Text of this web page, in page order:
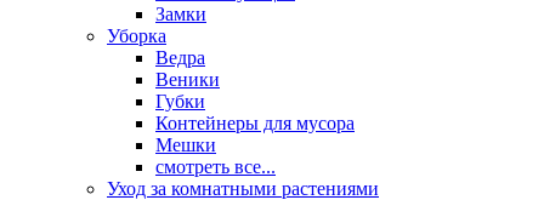
Замки
Уборка
Ведра
Веники
Губки
Контейнеры для мусора
Мешки
смотреть все...
Уход за комнатными растениями